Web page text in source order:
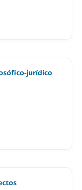
jurídico